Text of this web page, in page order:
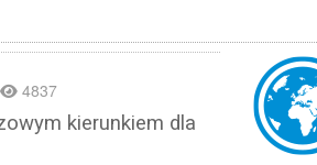
4837
kierunkiem dla